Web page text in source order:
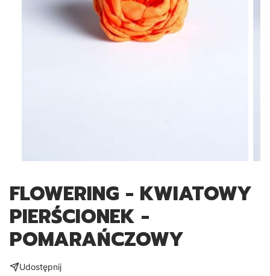
FLOWERING - KWIATOWY
PIERŚCIONEK -
POMARAŃCZOWY
Udostępnij